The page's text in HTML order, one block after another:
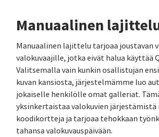
Manuaalinen
Manuaalinen lajittelu tarjoaa joustavan
valokuvaajille, jotka eivät halua käyttää
Valitsemalla vain kunkin osallistujan
kuvan kansiosta, järjestelmämme luo
jokaiselle henkilölle omat galleriat.
yksinkertaistaa valokuvien järjestämistä
koodikortteja ja tarjoaa tehokkaan
tahansa valokuvauspäivään.